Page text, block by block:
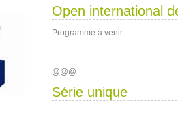
Open international
Programme à venir...
@@@
Série unique